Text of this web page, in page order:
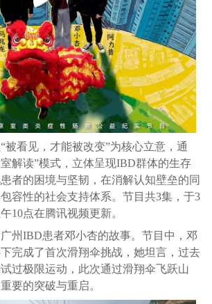
被看见，才能被改变”为核心立意，通
解读”模式，立体呈现IBD群体的生存
者的困境与坚韧，在消解认知壁垒的同
容性的社会支持体系。节目共3集，于3
10点在腾讯视频更新。
州IBD患者邓小杏的故事。节目中，邓
完成了首次滑翔伞挑战，她坦言，过去
过极限运动，此次通过滑翔伞飞跃山
要的突破与重启。